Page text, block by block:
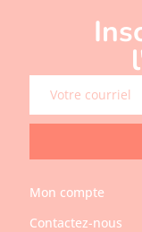
Mon compte
Contactez-nous